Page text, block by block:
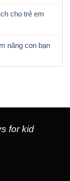
cho trẻ em
năng con bạn
for kid